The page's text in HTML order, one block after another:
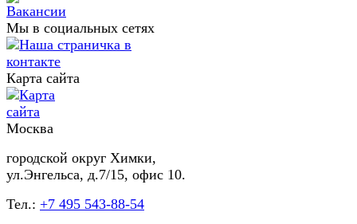
Мы в социальных сетях
Карта сайта
Москва
городской округ Химки,
ул.Энгельса, д.7/15, офис 10.
Тел.: +7 495 543-88-54